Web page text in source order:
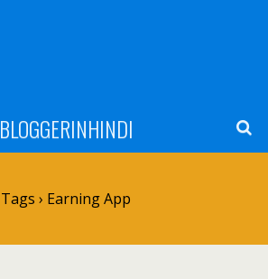
BLOGGERINHINDI
Tags › Earning App